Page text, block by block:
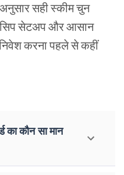
सही स्कीम चुन
सेटअप और आसान
करना पहले से कहीं
कौन सा मान